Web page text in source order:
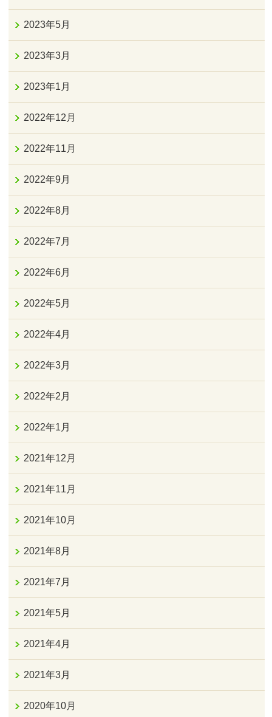
2023年5月
2023年3月
2023年1月
2022年12月
2022年11月
2022年9月
2022年8月
2022年7月
2022年6月
2022年5月
2022年4月
2022年3月
2022年2月
2022年1月
2021年12月
2021年11月
2021年10月
2021年8月
2021年7月
2021年5月
2021年4月
2021年3月
2020年10月